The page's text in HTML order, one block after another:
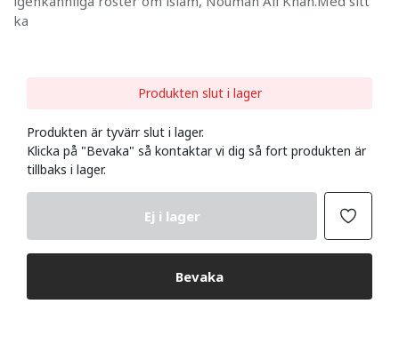
ka
Produkten slut i lager
Produkten är tyvärr slut i lager.
Klicka på "Bevaka" så kontaktar vi dig så fort produkten är
tillbaks i lager.
Ej i lager
Bevaka